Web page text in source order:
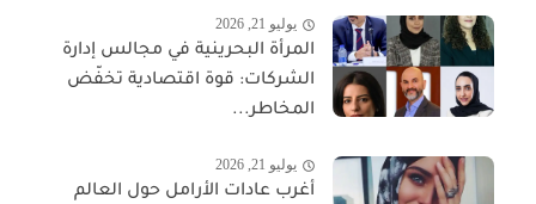
يوليو 21, 2026
المرأة البحرينية في مجالس إدارة
الشركات: قوة اقتصادية تخفّض
المخاطر...
يوليو 21, 2026
أغرب عادات الأرامل حول العالم